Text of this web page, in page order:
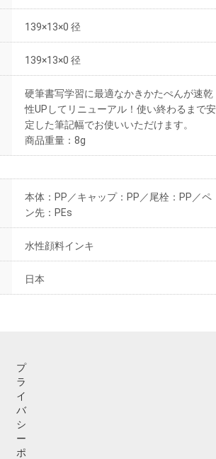
139×13×0 径
139×13×0 径
硬筆書写学習に最適なかきかたぺんが速乾
性UPしてリニューアル！使い終わるまで安
定した筆記幅でお使いいただけます。
商品重量：8g
本体：PP／キャップ：PP／尾栓：PP／ペ
ン先：PEs
水性顔料インキ
日本
プ
ラ
イ
バ
シ
ー
ポ